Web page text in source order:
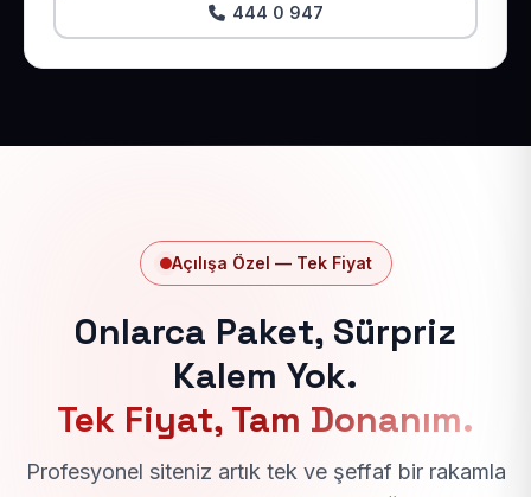
444 0 947
Açılışa Özel — Tek Fiyat
Onlarca Paket, Sürpriz
Kalem Yok.
Tek Fiyat, Tam Donanım.
Profesyonel siteniz artık tek ve şeffaf bir rakamla